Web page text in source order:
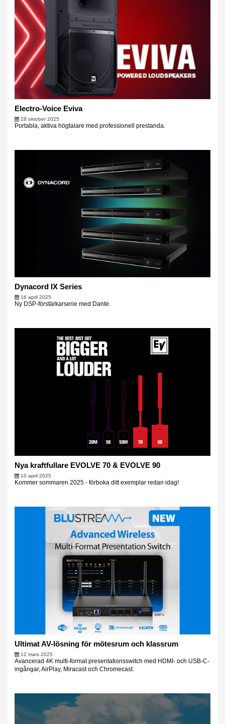
Electro-Voice Eviva
28 oktober 2025
Portabla, aktiva högtalare med professionell prestanda.
Dynacord IX Series
16 april 2025
Ny DSP-förstärkarserie med Dante.
Nya kraftfullare EVOLVE 70 & EVOLVE 90
10 april 2025
Kommer sommaren 2025 - förboka ditt exemplar redan idag!
Ultimat AV-lösning för mötesrum och klassrum
12 mars 2025
Avancerad 4K multi-format presentationsswitch med HDMI- och USB-C-
ingångar, AirPlay, Miracast och Chromecast.